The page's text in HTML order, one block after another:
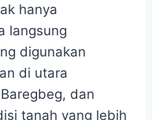
hanya
langsung
digunakan
di utara
dan
tanah yang lebih